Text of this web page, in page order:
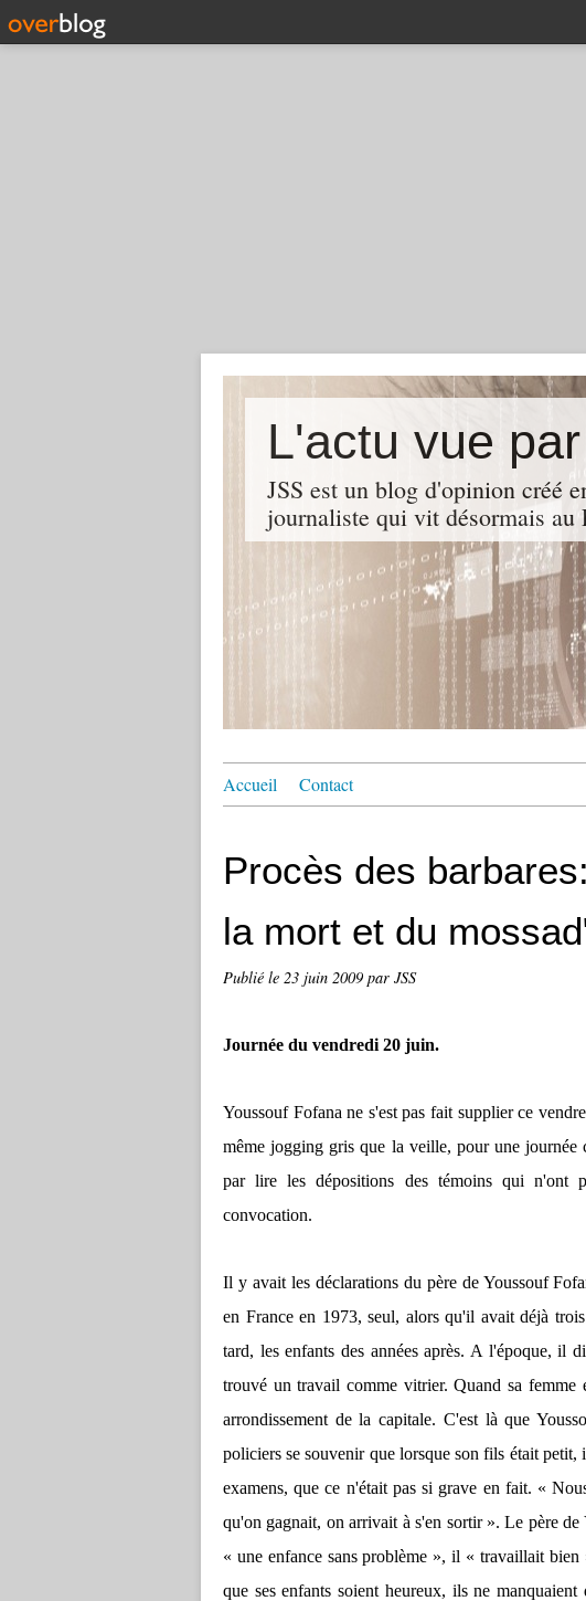
L'actu vue
JSS est un blog d'opinion créé
journaliste qui vit désormais
Accueil Contact
Procès des
la mort et du
Publié le 23 juin 2009 par JSS
Journée du vendredi 20 juin.
Youssouf Fofana ne s'est pas fait supplier ce
même jogging gris que la veille, pour une journée
par lire les dépositions des témoins qui n'ont
convocation.
Il y avait les déclarations du père de Youssouf
en France en 1973, seul, alors qu'il avait déjà
tard, les enfants des années après. A l'époque,
trouvé un travail comme vitrier. Quand sa femme
arrondissement de la capitale. C'est là que
policiers se souvenir que lorsque son fils était
examens, que ce n'était pas si grave en fait. «
qu'on gagnait, on arrivait à s'en sortir ». Le père
« une enfance sans problème », il « travaillait
que ses enfants soient heureux, ils ne